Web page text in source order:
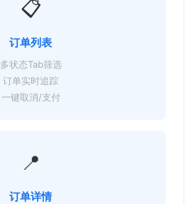
📋
订单列表
多状态Tab筛选
订单实时追踪
一键取消/支付
📍
订单详情